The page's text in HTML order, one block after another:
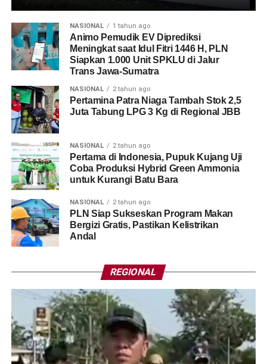
NASIONAL 1 tahun ago
Animo Pemudik EV Diprediksi
Meningkat saat Idul Fitri 1446 H, PLN
Siapkan 1.000 Unit SPKLU di Jalur
Trans Jawa-Sumatra
NASIONAL 2 tahun ago
Pertamina Patra Niaga Tambah Stok 2,5
Juta Tabung LPG 3 Kg di Regional JBB
NASIONAL 2 tahun ago
Pertama di Indonesia, Pupuk Kujang Uji
Coba Produksi Hybrid Green Ammonia
untuk Kurangi Batu Bara
NASIONAL 2 tahun ago
PLN Siap Sukseskan Program Makan
Bergizi Gratis, Pastikan Kelistrikan
Andal
REGIONAL